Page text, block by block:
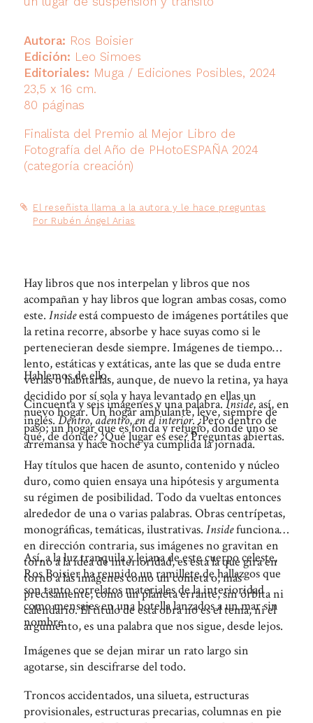
Autora: Ros Boisier
Edición: Leo Simoes
Editoriales: Muga / Ediciones Posibles, 2024
23,5 x 16 cm.
80 páginas
Finalista del Premio al Mejor Libro de
Fotografía del Año de PHotoESPAÑA 2024
(categoría creación)
El reseñista llama a la autora y le hace preguntas
Por Rubén Ángel Arias
Hay libros que nos interpelan y libros que nos
acompañan y hay libros que logran ambas cosas, como
este. Insideestá compuesto de imágenes portátiles que
la retina recorre, absorbe y hace suyas como si le
pertenecieran desde siempre. Imágenes de tiempo
lento, estáticas y extáticas, ante las que se duda entre
verlas o habitarlas, aunque, de nuevo la retina, ya haya
decidido por sí sola y haya levantado en ellas un
nuevo hogar. Un hogar ambulante, leve, siempre de
paso; un hogar que es fonda y refugio, donde uno se
arremansa y hace noche ya cumplida la jornada.
Hablemos de ello.
Cincuenta y seis imágenes y una palabra.Inside, así, en
inglés.Dentro,adentro,en el interior. ¿Pero dentro de
qué, de dónde? ¿Qué lugar es ese? Preguntas abiertas.
Hay títulos que hacen de asunto, contenido y núcleo
duro, como quien ensaya una hipótesis y argumenta
su régimen de posibilidad. Todo da vueltas entonces
alrededor de una o varias palabras. Obras centrípetas,
monográficas, temáticas, ilustrativas. Insidefunciona
en dirección contraria, sus imágenes no gravitan en
torno a la idea de interioridad, es esta la que gira en
torno a las imágenes como un cometa o, más
precisamente, como un planeta errante, sin órbita ni
calendario. El título de esta obra no es el tema, ni el
argumento, es una palabra que nos sigue, desde lejos.
Así, a la luz tranquila y lejana de este cuerpo celeste,
Ros Boisier ha reunido un ramillete de hallazgos que
son tanto correlatos materiales de la interioridad
como mensajes en una botella lanzados a un mar sin
nombre.
Imágenes que se dejan mirar un rato largo sin
agotarse, sin descifrarse del todo.
Troncos accidentados, una silueta, estructuras
provisionales, estructuras precarias, columnas en pie